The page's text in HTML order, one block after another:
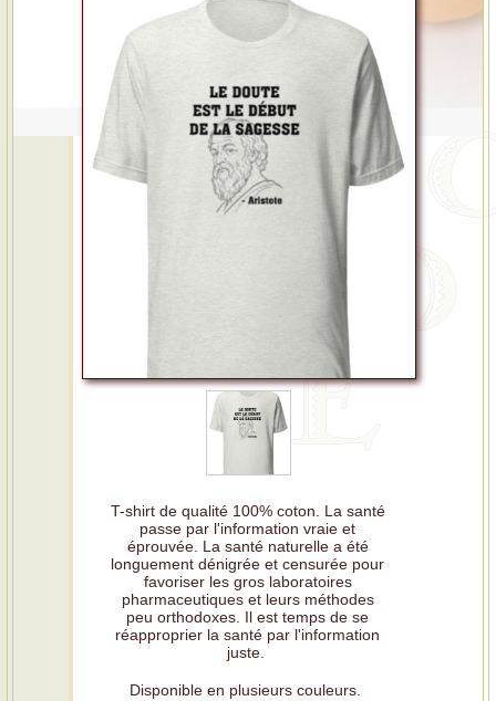
T-shirt de qualité 100% coton. La santé
passe par l'information vraie et
éprouvée. La santé naturelle a été
longuement dénigrée et censurée pour
favoriser les gros laboratoires
pharmaceutiques et leurs méthodes
peu orthodoxes. Il est temps de se
réapproprier la santé par l'information
juste.
Disponible en plusieurs couleurs.